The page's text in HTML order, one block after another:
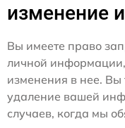
изменение
Вы имеете право
личной
изменения в нее. Вы
удаление вашей
случаев, когда мы